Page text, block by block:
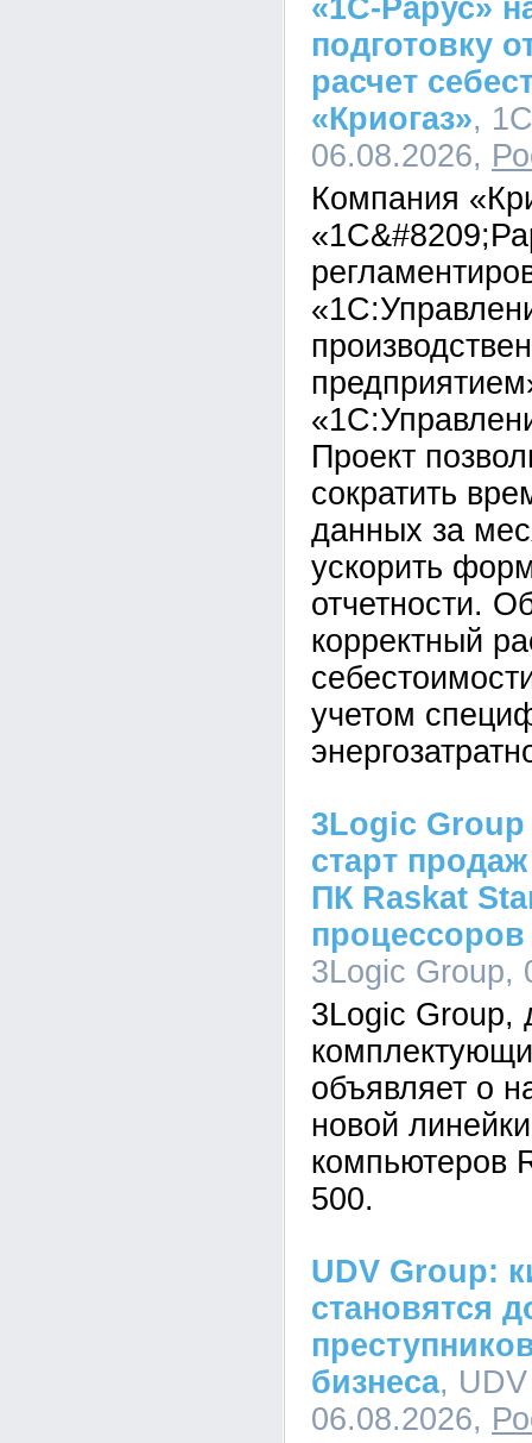
«1С-Рарус»
подготовку
расчет
«Криогаз»,
06.08.2026,
Компания
Проект
сократить
данных за
ускорить
отчетности.
корректный
учетом
3Logic Group
старт
ПК Raskat
3Logic Group,
3Logic Group,
объявляет о
новой
компьютеров
500.
UDV Group:
становятся
бизнеса,
06.08.2026,